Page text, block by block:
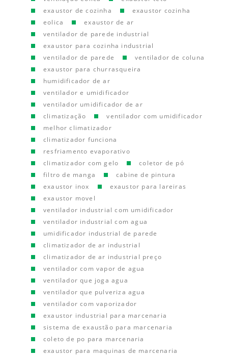
exaustor de cozinha
exaustor cozinha
eolica
exaustor de ar
ventilador de parede industrial
exaustor para cozinha industrial
ventilador de parede
ventilador de coluna
exaustor para churrasqueira
humidificador de ar
ventilador e umidificador
ventilador umidificador de ar
climatização
ventilador com umidificador
melhor climatizador
climatizador funciona
resfriamento evaporativo
climatizador com gelo
coletor de pó
filtro de manga
cabine de pintura
exaustor inox
exaustor para lareiras
exaustor movel
ventilador industrial com umidificador
ventilador industrial com agua
umidificador industrial de parede
climatizador de ar industrial
climatizador de ar industrial preço
ventilador com vapor de agua
ventilador que joga agua
ventilador que pulveriza agua
ventilador com vaporizador
exaustor industrial para marcenaria
sistema de exaustão para marcenaria
coleto de po para marcenaria
exaustor para maquinas de marcenaria